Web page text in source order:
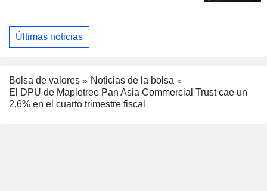
Últimas noticias
Bolsa de valores
Noticias de la bolsa
El DPU de Mapletree Pan Asia Commercial Trust cae un
2.6% en el cuarto trimestre fiscal